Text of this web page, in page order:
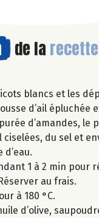
de la recette
blancs et les
d’ail épluchée
d’amandes, le
du sel et
d’eau.
1 à 2 min pour
au frais.
à 180 °C.
d’olive,